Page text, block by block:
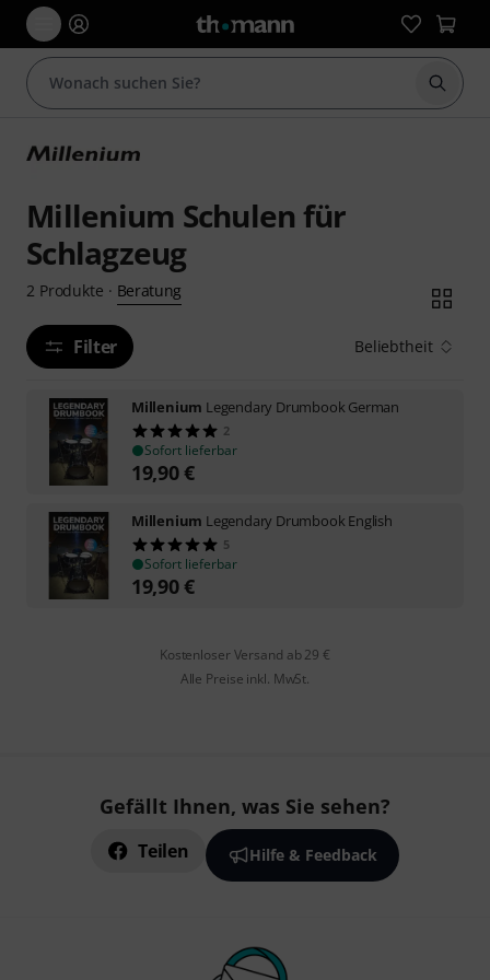
Suche
Millenium Schulen für
Schlagzeug
2 Produkte · Beratung
Filter Beliebtheit
Millenium Legendary Drumbook German
2
Sofort lieferbar
19,90€
Millenium Legendary Drumbook English
5
Sofort lieferbar
19,90€
Kostenloser Versand ab 29 €
Alle Preise inkl. MwSt.
Gefällt Ihnen, was Sie sehen?
Teilen Hilfe & Feedback